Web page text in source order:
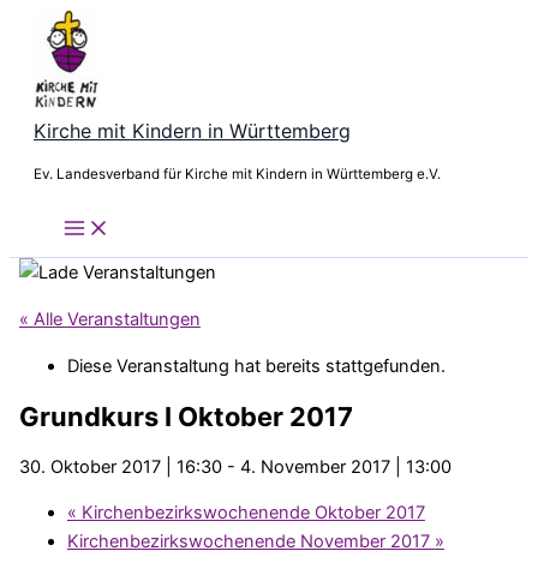
Inhalt
springen
Kirche mit Kindern in Württemberg
Ev. Landesverband für Kirche mit Kindern in Württemberg e.V.
« Alle Veranstaltungen
Diese Veranstaltung hat bereits stattgefunden.
Grundkurs I Oktober 2017
30. Oktober 2017 | 16:30- 4. November 2017 | 13:00
« Kirchenbezirkswochenende Oktober 2017
Kirchenbezirkswochenende November 2017 »